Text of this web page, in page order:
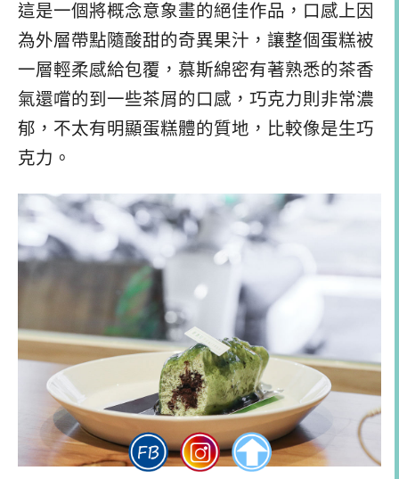
這是一個將概念意象畫的絕佳作品，口感上因
為外層帶點隨酸甜的奇異果汁，讓整個蛋糕被
一層輕柔感給包覆，慕斯綿密有著熟悉的茶香
氣還嚐的到一些茶屑的口感，巧克力則非常濃
郁，不太有明顯蛋糕體的質地，比較像是生巧
克力。